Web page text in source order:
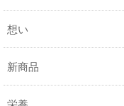
想い
新商品